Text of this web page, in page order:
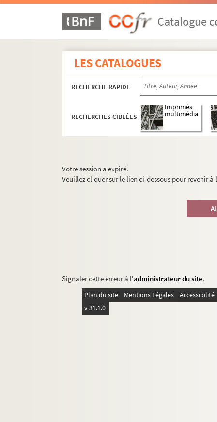
Catalogue
LES CATALOGUES
RECHERCHE RAPIDE
RECHERCHES CIBLÉES
Imprimés
multimédia
Votre session a expiré.
Veuillez cliquer sur le lien ci-dessous pour revenir
Signaler cette erreur à l'administrateur du site.
Plan du site Mentions Légales
v 31.1.0